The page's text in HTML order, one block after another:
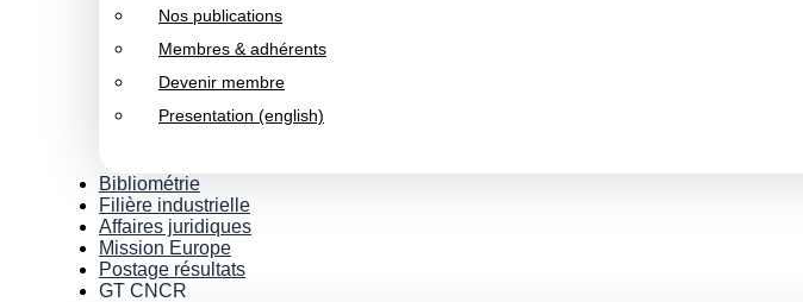
Nos publications
Membres & adhérents
Devenir membre
Presentation (english)
Bibliométrie
Filière industrielle
Affaires juridiques
Mission Europe
Postage résultats
GT CNCR